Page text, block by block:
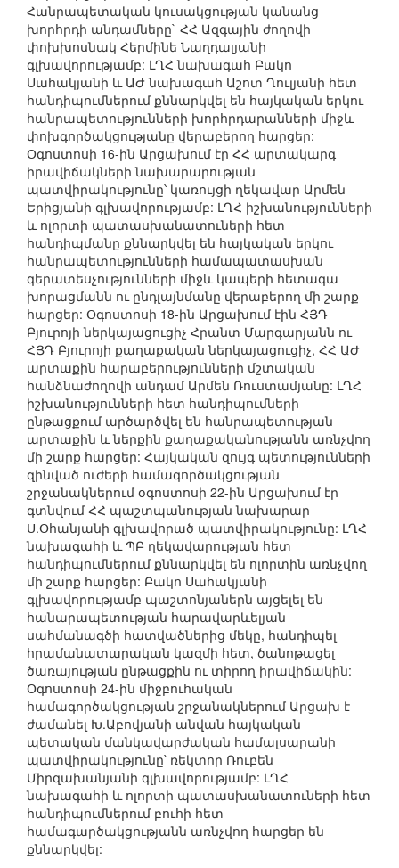
Հանրապետական կուսակցության կանանց
խորհրդի անդամները` ՀՀ Ազգային ժողովի
փոխխոսնակ Հերմինե Նաղդալյանի
գլխավորությամբ: ԼՂՀ նախագահ Բակո
Սահակյանի և ԱԺ նախագահ Աշոտ Ղուլյանի հետ
հանդիպումներում քննարկվել են հայկական երկու
հանրապետությունների խորհրդարանների միջև
փոխգործակցությանը վերաբերող հարցեր:
Օգոստոսի 16-ին Արցախում էր ՀՀ արտակարգ
իրավիճակների նախարարության
պատվիրակությունը՝ կառույցի ղեկավար Արմեն
Երիցյանի գլխավորությամբ: ԼՂՀ իշխանությունների
և ոլորտի պատասխանատուների հետ
հանդիպմանը քննարկվել են հայկական երկու
հանրապետությունների համապատասխան
գերատեսչությունների միջև կապերի հետագա
խորացմանն ու ընդլայնմանը վերաբերող մի շարք
հարցեր: Օգոստոսի 18-ին Արցախում էին ՀՅԴ
Բյուրոյի ներկայացուցիչ Հրանտ Մարգարյանն ու
ՀՅԴ Բյուրոյի քաղաքական ներկայացուցիչ, ՀՀ ԱԺ
արտաքին հարաբերությունների մշտական
հանձնաժողովի անդամ Արմեն Ռուստամյանը: ԼՂՀ
իշխանությունների հետ հանդիպումների
ընթացքում արծարծվել են հանրապետության
արտաքին և ներքին քաղաքականությանն առնչվող
մի շարք հարցեր: Հայկական զույգ պետությունների
զինված ուժերի համագործակցության
շրջանակներում օգոստոսի 22-ին Արցախում էր
գտնվում ՀՀ պաշտպանության նախարար
Ս.Օհանյանի գլխավորած պատվիրակությունը: ԼՂՀ
նախագահի և ՊԲ ղեկավարության հետ
հանդիպումներում քննարկվել են ոլորտին առնչվող
մի շարք հարցեր: Բակո Սահակյանի
գլխավորությամբ պաշտոնյաներն այցելել են
հանարապետության հարավարևելյան
սահմանագծի հատվածներից մեկը, հանդիպել
հրամանատարական կազմի հետ, ծանոթացել
ծառայության ընթացքին ու տիրող իրավիճակին:
Օգոստոսի 24-ին միջբուհական
համագործակցության շրջանակներում Արցախ է
ժամանել Խ.Աբովյանի անվան հայկական
պետական մանկավարժական համալսարանի
պատվիրակությունը՝ ռեկտոր Ռուբեն
Միրզախանյանի գլխավորությամբ: ԼՂՀ
նախագահի և ոլորտի պատասխանատուների հետ
հանդիպումներում բուհի հետ
համագարծակցությանն առնչվող հարցեր են
քննարկվել: